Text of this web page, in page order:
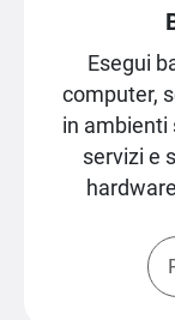
Esegui
computer,
in ambienti
servizi e